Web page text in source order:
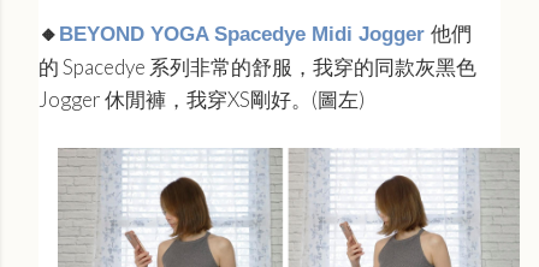
🔸 BEYOND YOGA Spacedye Midi Jogger 他們
的 Spacedye 系列非常的舒服，我穿的同款灰黑色
Jogger 休閒褲，我穿XS剛好。(圖左)